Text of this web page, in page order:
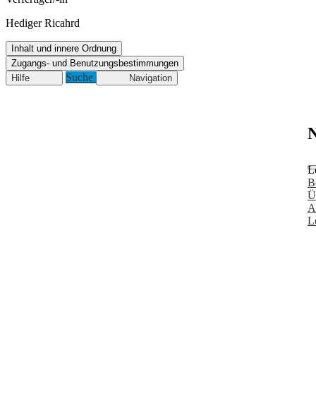
Hediger Ricahrd
Inhalt und innere Ordnung
Zugangs- und Benutzungsbestimmungen
Hilfe
Suche Navigation